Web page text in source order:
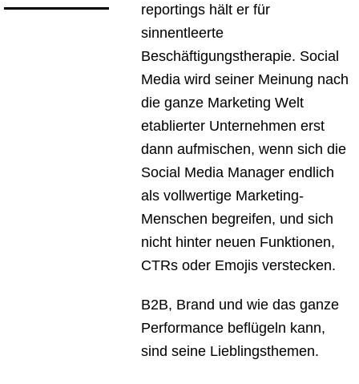
reportings hält er für
sinnentleerte
Beschäftigungstherapie. Social
Media wird seiner Meinung nach
die ganze Marketing Welt
etablierter Unternehmen erst
dann aufmischen, wenn sich die
Social Media Manager endlich
als vollwertige Marketing-
Menschen begreifen, und sich
nicht hinter neuen Funktionen,
CTRs oder Emojis verstecken.
B2B, Brand und wie das ganze
Performance beflügeln kann,
sind seine Lieblingsthemen.